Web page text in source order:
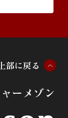
上部に戻る